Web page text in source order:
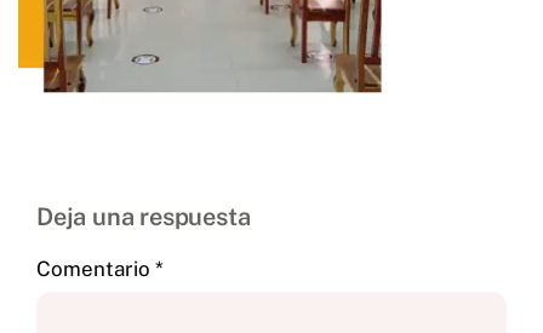
Deja una respuesta
Comentario *